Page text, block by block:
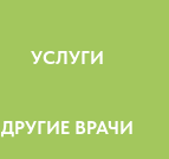
УСЛУГИ
ДРУГИЕ ВРАЧИ